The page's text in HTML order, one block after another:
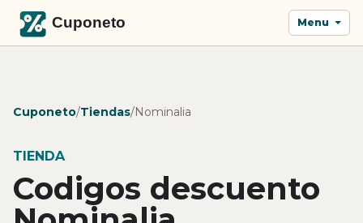
Menu
Cuponeto/Tiendas/Nominalia
TIENDA
Codigos descuento